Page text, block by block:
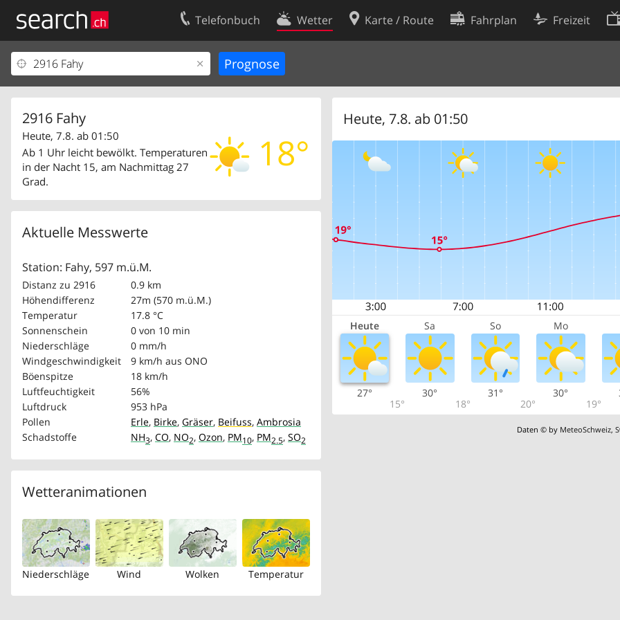
Telefonbuch Wetter Karte / Route Fahrplan Freizeit
2916 Fahy
18°
Heute, 7.8. ab 01:50
Ab 1 Uhr leicht bewölkt. Temperaturen
in der Nacht 15, am Nachmittag 27
Grad.
Aktuelle Messwerte
Station: Fahy, 597 m.ü.M.
Distanz zu 2916
0.9 km
Höhendifferenz
27m (570 m.ü.M.)
Temperatur
17.8 °C
Sonnenschein
0 von 10 min
Niederschläge
0 mm/h
Windgeschwindigkeit
9 km/h aus ONO
Böenspitze
18 km/h
Luftfeuchtigkeit
56%
Luftdruck
953 hPa
Pollen
Erle, Birke, Gräser, Beifuss, Ambrosia
Schadstoffe
NH3, CO, NO2, Ozon, PM10, PM2.5, SO2
Wetteranimationen
Niederschläge Wind Wolken Temperatur
Heute, 7.8. ab 01:50
Heute Sa So Mo
27°
15°
30°
18°
31°
20°
30°
19°
Daten © by MeteoSchweiz,
Ihr Eintrag
Kundencenter Geschäftskunden
Kontakt
Nutzungsbedingungen
Cookie-Einstellungen